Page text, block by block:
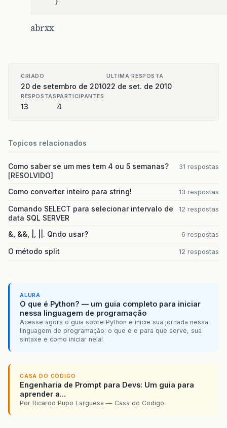
}
abrxx
CRIADO
20 de setembro de 2010
ULTIMA RESPOSTA
22 de set. de 2010
RESPOSTAS
13
PARTICIPANTES
4
Topicos relacionados
Como saber se um mes tem 4 ou 5 semanas?
[RESOLVIDO]
31 respostas
Como converter inteiro para string! 13 respostas
Comando SELECT para selecionar intervalo de
data SQL SERVER
12 respostas
&, &&, |, ||. Qndo usar? 6 respostas
O método split 12 respostas
ALURA
O que é Python? — um guia completo para iniciar
nessa linguagem de programação
Acesse agora o guia sobre Python e inicie sua jornada nessa
linguagem de programação: o que é e para que serve, sua
sintaxe e como iniciar nela!
CASA DO CODIGO
Engenharia de Prompt para Devs: Um guia para
aprender a...
Por Ricardo Pupo Larguesa — Casa do Codigo